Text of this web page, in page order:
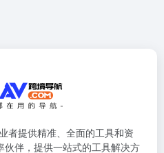
者提供精准、全面的工具和资
伴，提供一站式的工具解决方